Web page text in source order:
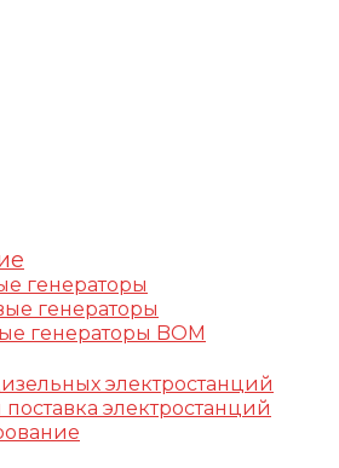
генераторы
генераторы
генераторы BOM
электростанций
электростанций